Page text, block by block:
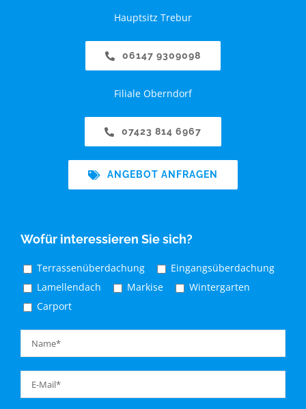
Hauptsitz Trebur
06147 9309098
Filiale Oberndorf
07423 814 6967
ANGEBOT ANFRAGEN
Wofür interessieren Sie sich?
Terrassenüberdachung
Eingangsüberdachung
Lamellendach
Markise
Wintergarten
Carport